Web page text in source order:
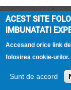
ACEST SITE
IMBUNATATI
Accesand orice link
folosirea cookie-urilor.
Sunt de accord